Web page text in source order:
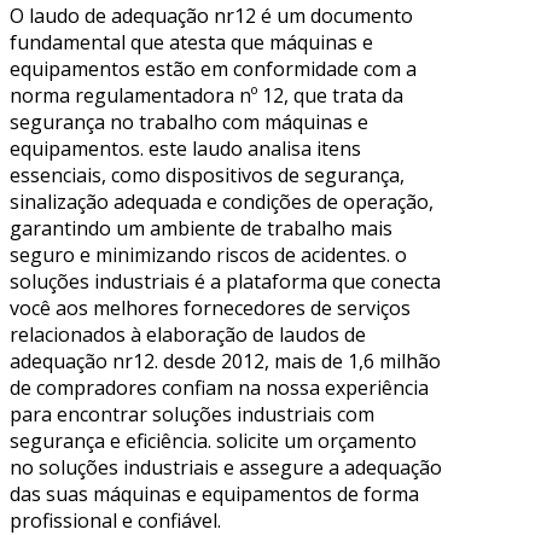
O laudo de adequação nr12 é um documento
fundamental que atesta que máquinas e
equipamentos estão em conformidade com a
norma regulamentadora nº 12, que trata da
segurança no trabalho com máquinas e
equipamentos. este laudo analisa itens
essenciais, como dispositivos de segurança,
sinalização adequada e condições de operação,
garantindo um ambiente de trabalho mais
seguro e minimizando riscos de acidentes. o
soluções industriais é a plataforma que conecta
você aos melhores fornecedores de serviços
relacionados à elaboração de laudos de
adequação nr12. desde 2012, mais de 1,6 milhão
de compradores confiam na nossa experiência
para encontrar soluções industriais com
segurança e eficiência. solicite um orçamento
no soluções industriais e assegure a adequação
das suas máquinas e equipamentos de forma
profissional e confiável.